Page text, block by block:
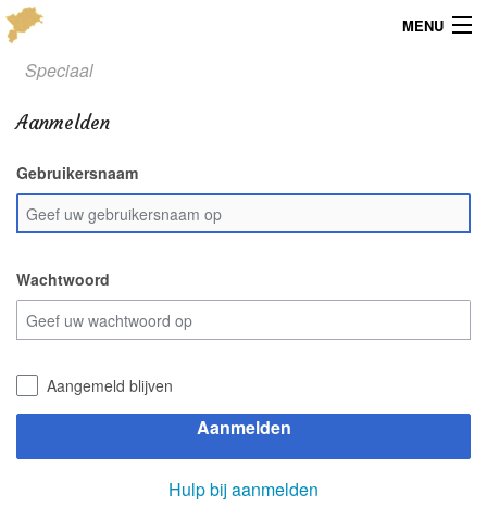
MENU
Menu
Publicaties
Dialect
Locaties
Kaarten
Overig
Verenigingsinfo
Speciaal
Aanmelden
Gebruikersnaam
Wachtwoord
Aangemeld blijven
Aanmelden
Hulp bij aanmelden